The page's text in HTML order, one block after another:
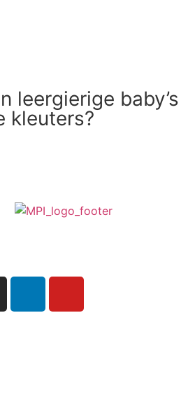
leergierige baby’s
kleuters?